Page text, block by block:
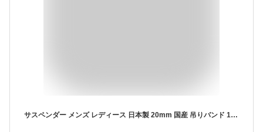
サスペンダー メンズ レディース 日本製 20mm 国産 吊りバンド 14色 無地 お洒落 結婚式 新郎 ストライプ柄 ブレイシーズ ズボン吊り バンド メンズサスペンダー シンプル ネイビー ブラック ゴム X型 カジュアル フリーサイズ